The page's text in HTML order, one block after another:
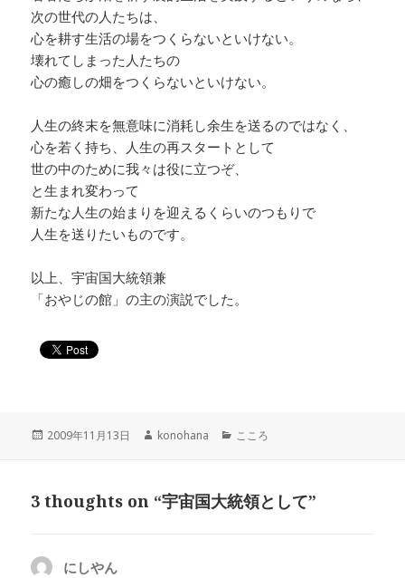
次の世代の人たちは、
心を耕す生活の場をつくらないといけない。
壊れてしまった人たちの
心の癒しの畑をつくらないといけない。
人生の終末を無意味に消耗し余生を送るのではなく、
心を若く持ち、人生の再スタートとして
世の中のために我々は役に立つぞ、
と生まれ変わって
新たな人生の始まりを迎えるくらいのつもりで
人生を送りたいものです。
以上、宇宙国大統領兼
「おやじの館」の主の演説でした。
投
2009年11月13日
作
konohana
カ
ー
こころ
3 thoughts on “宇宙国大統領として”
にしやん